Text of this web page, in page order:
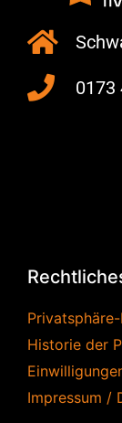
0173
Historie der
Impressum /